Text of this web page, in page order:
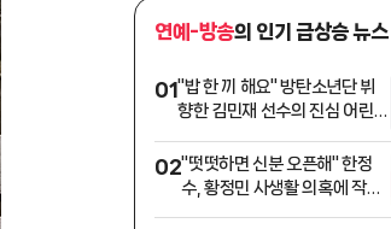
연예-방송의 인기 급상승 뉴스
01"밥 한 끼 해요" 방탄소년단 뷔
향한 김민재 선수의 진심 어린
02"떳떳하면 신분 오픈해" 한정
수, 황정민 사생활 의혹에 작심